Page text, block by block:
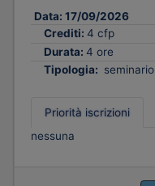
Data: 17/09/2026
Crediti: 4 cfp
Durata: 4 ore
Tipologia: seminario
Priorità iscrizioni
nessuna